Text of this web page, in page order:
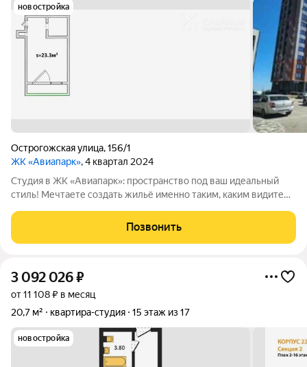
новостройка
Острогожская улица,156/1
ЖК «Авиапарк», 4 квартал 2024
Студия в ЖК «Авиапарк»: пространство под ваш идеальный
стиль! Мечтаете создать жильё именно таким, каким видите
планировочные решения
Позвонить
3 092 026₽
от 11 108 ₽ в месяц
20,7 м²
квартира-студия 15 этаж из 17
новостройка